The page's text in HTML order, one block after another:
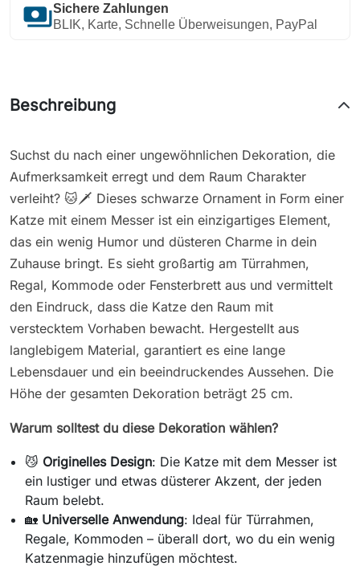
paymentsSichere Zahlungen
BLIK, Karte, Schnelle Überweisungen, PayPal
Beschreibung
Suchst du nach einer ungewöhnlichen Dekoration, die
Aufmerksamkeit erregt und dem Raum Charakter
verleiht? 🐱🗡️ Dieses schwarze Ornament in Form einer
Katze mit einem Messer ist ein einzigartiges Element,
das ein wenig Humor und düsteren Charme in dein
Zuhause bringt. Es sieht großartig am Türrahmen,
Regal, Kommode oder Fensterbrett aus und vermittelt
den Eindruck, dass die Katze den Raum mit
verstecktem Vorhaben bewacht. Hergestellt aus
langlebigem Material, garantiert es eine lange
Lebensdauer und ein beeindruckendes Aussehen. Die
Höhe der gesamten Dekoration beträgt 25 cm.
Warum solltest du diese Dekoration wählen?
😼 Originelles Design: Die Katze mit dem Messer ist
ein lustiger und etwas düsterer Akzent, der jeden
Raum belebt.
🏡 Universelle Anwendung: Ideal für Türrahmen,
Regale, Kommoden – überall dort, wo du ein wenig
Katzenmagie hinzufügen möchtest.